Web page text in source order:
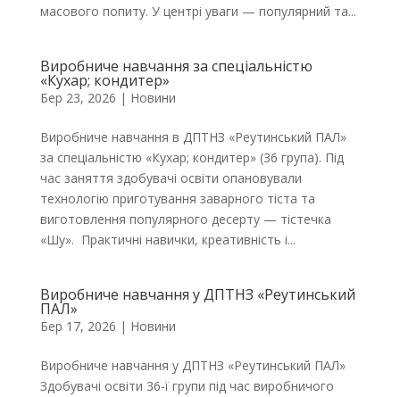
масового попиту. У центрі уваги — популярний та...
Виробниче навчання за спеціальністю
«Кухар; кондитер»
Бер 23, 2026 | Новини
Виробниче навчання в ДПТНЗ «Реутинський ПАЛ»
за спеціальністю «Кухар; кондитер» (36 група). Під
час заняття здобувачі освіти опановували
технологію приготування заварного тіста та
виготовлення популярного десерту — тістечка
«Шу». Практичні навички, креативність і...
Виробниче навчання у ДПТНЗ «Реутинський
ПАЛ»
Бер 17, 2026 | Новини
Виробниче навчання у ДПТНЗ «Реутинський ПАЛ»
Здобувачі освіти 36-ї групи під час виробничого